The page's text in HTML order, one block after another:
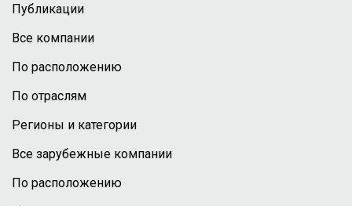
Публикации
Все компании
По расположению
По отраслям
Регионы и категории
Все зарубежные компании
По расположению